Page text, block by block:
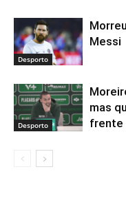
Desporto
Messi
Desporto
mas
frente